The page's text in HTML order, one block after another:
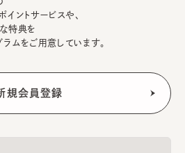
ントサービスや、
特典を
ムをご用意しています。